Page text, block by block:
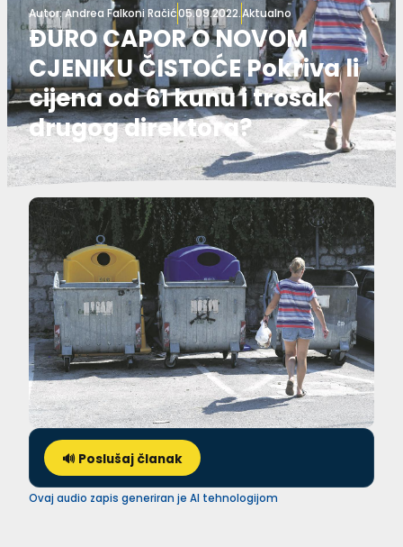
Autor:Andrea Falkoni Račić05.09.2022.Aktualno
ĐURO CAPOR O NOVOM
CJENIKU ČISTOĆE Pokriva li
cijena od 61 kunu i trošak
drugog direktora?
🔊 Poslušaj članak
Ovaj audio zapis generiran je AI tehnologijom